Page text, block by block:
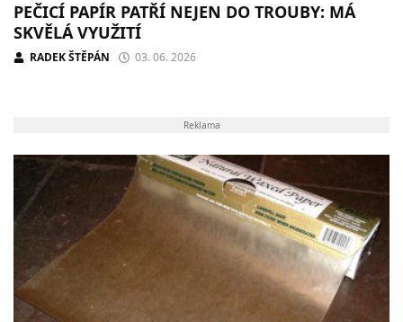
PEČICÍ PAPÍR PATŘÍ NEJEN DO TROUBY: MÁ
SKVĚLÁ VYUŽITÍ
RADEK ŠTĚPÁN 03. 06. 2026
Reklama